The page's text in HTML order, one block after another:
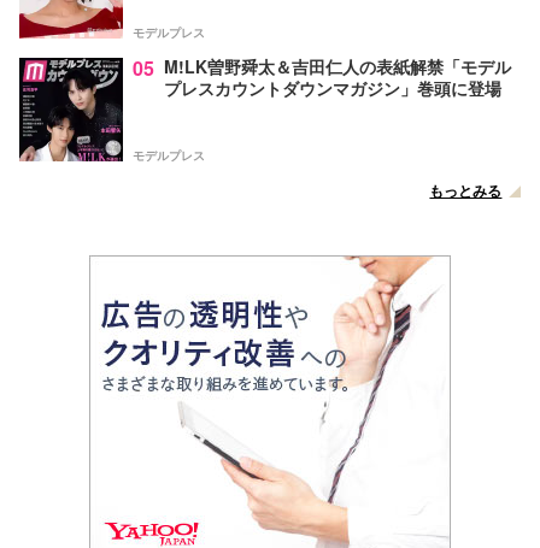
モデルプレス
05 M!LK曽野舜太＆吉田仁人の表紙解禁「モデル
プレスカウントダウンマガジン」巻頭に登場
モデルプレス
もっとみる